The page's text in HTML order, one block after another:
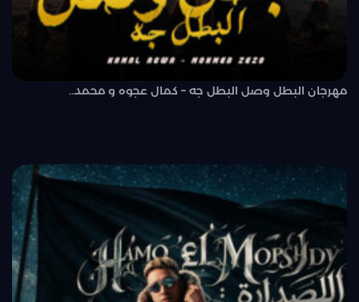
مهرجان البطل وصل البطل جه – كمال عجوه و محمد..